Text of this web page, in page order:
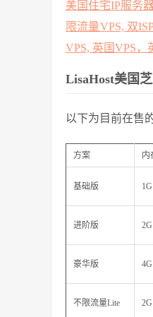
美国住宅IP服务
限流量VPS, 双
VPS, 英国VPS，
LisaHost美国
以下为目前在售
方案 内
基础版 1G
进阶版 2G
豪华版 4G
不限流量Lite 2G